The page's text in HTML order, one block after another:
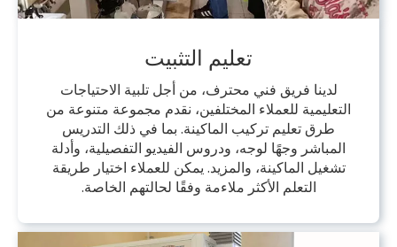
تعليم التثبيت
لدينا فريق فني محترف، من أجل تلبية الاحتياجات
التعليمية للعملاء المختلفين، نقدم مجموعة متنوعة من
طرق تعليم تركيب الماكينة. بما في ذلك التدريس
المباشر وجهًا لوجه، ودروس الفيديو التفصيلية، وأدلة
تشغيل الماكينة، والمزيد. يمكن للعملاء اختيار طريقة
التعلم الأكثر ملاءمة وفقًا لحالتهم الخاصة.